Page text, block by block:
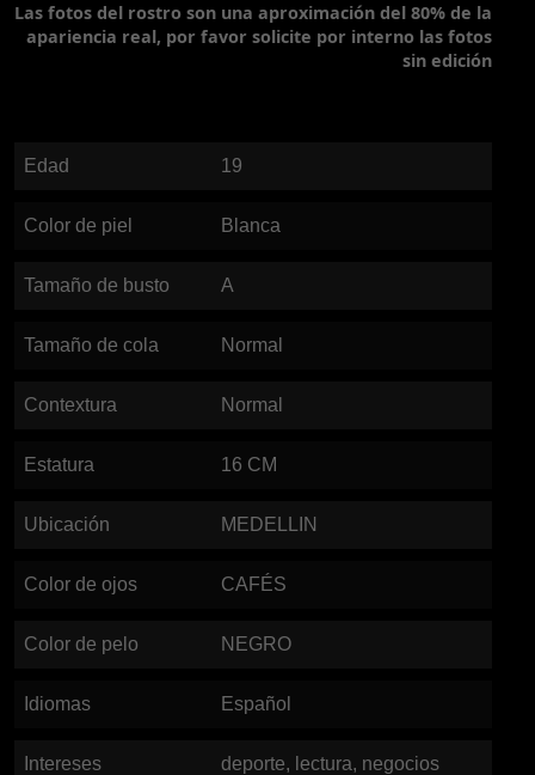
Las fotos del rostro son una aproximación del 80% de la
apariencia real, por favor solicite por interno las fotos
sin edición
Edad 19
Color de piel Blanca
Tamaño de busto A
Tamaño de cola Normal
Contextura Normal
Estatura 16 CM
Ubicación MEDELLIN
Color de ojos CAFÉS
Color de pelo NEGRO
Idiomas Español
Intereses deporte, lectura, negocios